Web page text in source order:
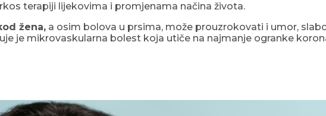
terapiji lijekovima i promjenama načina života.
žena, a osim bolova u prsima, može prouzrokovati i umor,
je mikrovaskularna bolest koja utiče na najmanje ogranke